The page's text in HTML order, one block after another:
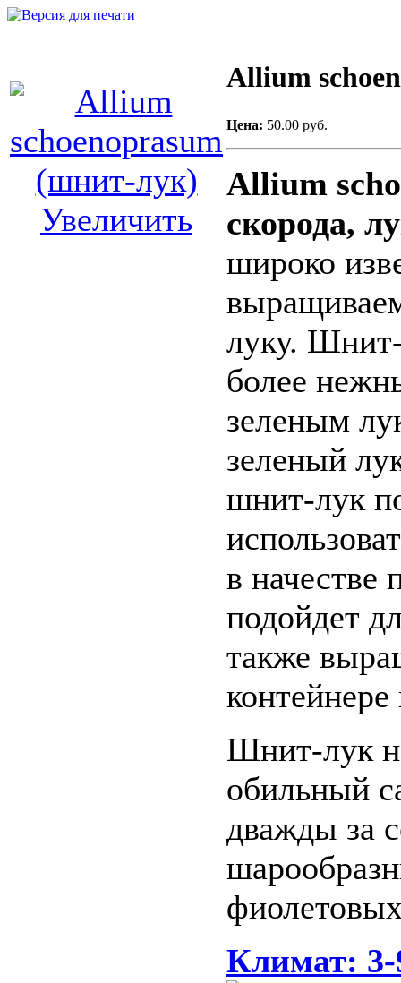
Увеличить
Allium
Цена: 50.00 руб.
Allium
скорода,
широко
луку.
более
зеленым
зеленый
шнит-лук
в начестве
подойдет
также
контейнере
Шнит-лук
обильный
дважды за
Климат: